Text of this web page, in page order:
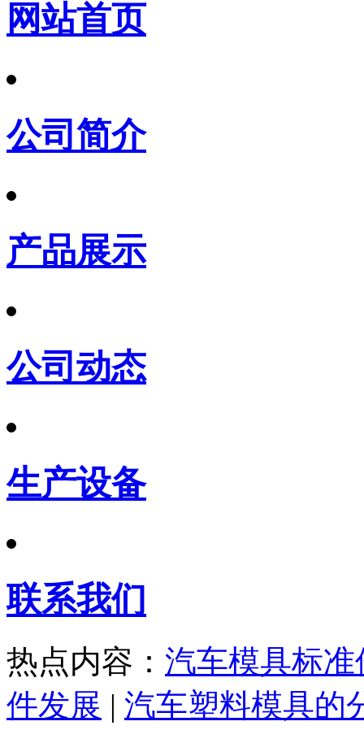
网站首页
公司简介
产品展示
公司动态
生产设备
联系我们
热点内容： 汽车模具标
件发展 | 汽车塑料模具的